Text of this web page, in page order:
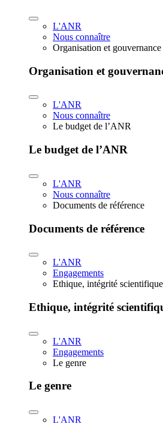
L'ANR
Nous connaître
Organisation et gouvernance
Organisation et
L'ANR
Nous connaître
Le budget de l’ANR
Le budget de l’ANR
L'ANR
Nous connaître
Documents de référence
Documents de référence
L'ANR
Engagements
Ethique, intégrité
Ethique, intégrité
L'ANR
Engagements
Le genre
Le genre
L'ANR